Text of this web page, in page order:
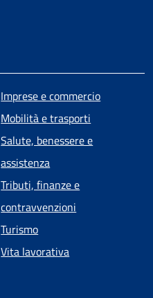
Imprese e commercio
Mobilità e trasporti
Salute, benessere e
assistenza
Tributi, finanze e
contravvenzioni
Turismo
Vita lavorativa